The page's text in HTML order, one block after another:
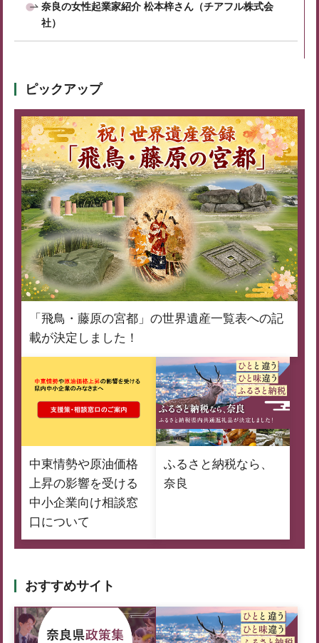
奈良の女性起業家紹介 松本梓さん（チアフル株式会
社）
ピックアップ
「飛鳥・藤原の宮都」の世界遺産一覧表への記
載が決定しました！
中東情勢や原油価格
上昇の影響を受ける
中小企業向け相談窓
口について
ふるさと納税なら、
奈良
おすすめサイト